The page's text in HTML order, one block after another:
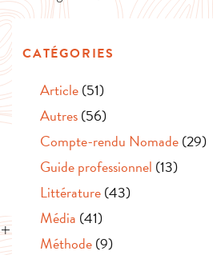
CATÉGORIES
Article(51)
Autres(56)
Compte-rendu Nomade(29)
Guide professionnel (13)
Littérature(43)
Média (41)
Méthode(9)